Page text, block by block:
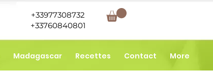
+33977308732
+33760840801
Madagascar Recettes Contact More